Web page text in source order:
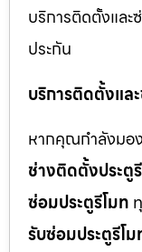
บริการติดตั้งและ
ประกัน
บริการติดตั้งแล
หากคุณกำลังมอ
ช่างติดตั้งประตู
ซ่อมประตูรีโมท
รับซ่อมประตูรีโม